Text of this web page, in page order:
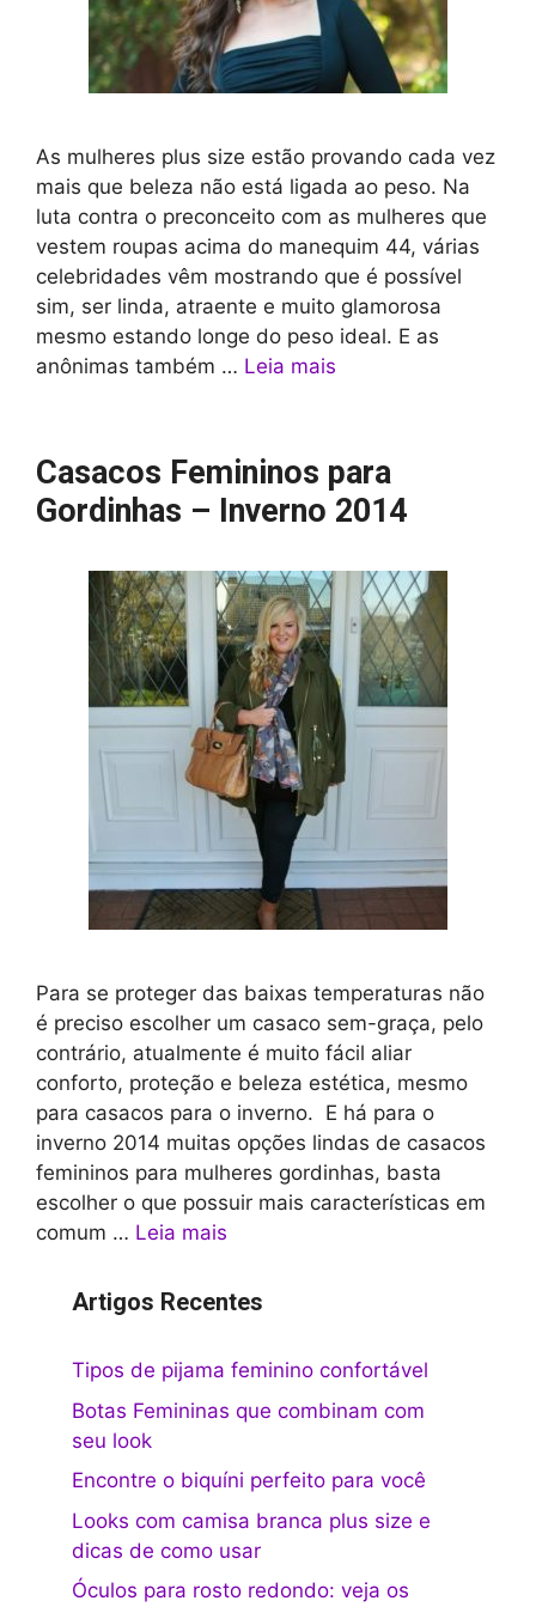
As mulheres plus size estão provando cada vez
mais que beleza não está ligada ao peso. Na
luta contra o preconceito com as mulheres que
vestem roupas acima do manequim 44, várias
celebridades vêm mostrando que é possível
sim, ser linda, atraente e muito glamorosa
mesmo estando longe do peso ideal. E as
anônimas também … Leia mais
Casacos Femininos para
Gordinhas – Inverno 2014
Para se proteger das baixas temperaturas não
é preciso escolher um casaco sem-graça, pelo
contrário, atualmente é muito fácil aliar
conforto, proteção e beleza estética, mesmo
para casacos para o inverno. E há para o
inverno 2014 muitas opções lindas de casacos
femininos para mulheres gordinhas, basta
escolher o que possuir mais características em
comum … Leia mais
Artigos Recentes
Tipos de pijama feminino confortável
Botas Femininas que combinam com
seu look
Encontre o biquíni perfeito para você
Looks com camisa branca plus size e
dicas de como usar
Óculos para rosto redondo: veja os